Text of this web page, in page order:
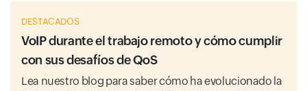
DESTACADOS
VoIP durante el trabajo remoto y cómo cumplir
con sus desafíos de QoS
Lea nuestro blog para saber cómo ha evolucionado la